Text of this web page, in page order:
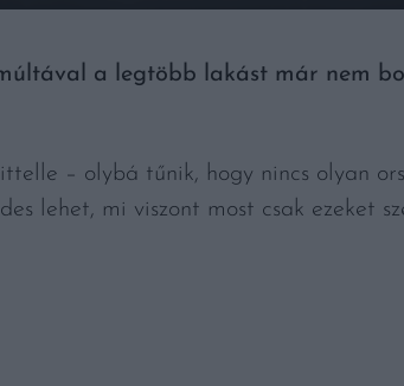
a legtöbb lakást már nem
– olybá tűnik, hogy nincs olyan
lehet, mi viszont most csak ezeket